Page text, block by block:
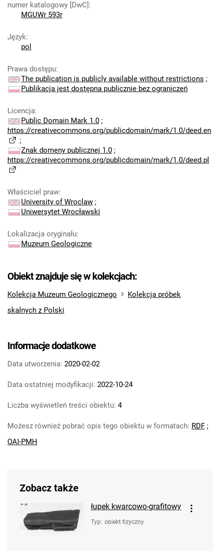
numer katalogowy [DwC]:
MGUWr 593r
Język:
pol
Prawa dostępu:
The publication is publicly available without restrictions ;
Publikacja jest dostępna publicznie bez ograniczeń
Licencja:
Public Domain Mark 1.0 ;
https://creativecommons.org/publicdomain/mark/1.0/deed.en
;
Znak domeny publicznej 1.0 ;
https://creativecommons.org/publicdomain/mark/1.0/deed.pl
Właściciel praw:
University of Wroclaw ;
Uniwersytet Wrocławski
Lokalizacja oryginału:
Muzeum Geologiczne
Obiekt znajduje się w kolekcjach:
Kolekcja Muzeum Geologicznego
Kolekcja próbek
skalnych z Polski
Informacje dodatkowe
Data utworzenia: 2020-02-02
Data ostatniej modyfikacji: 2022-10-24
Liczba wyświetleń treści obiektu: 4
Możesz również pobrać opis tego obiektu w formatach: RDF ;
OAI-PMH
Zobacz także
łupek kwarcowo-grafitowy
Typ: obiekt fizyczny